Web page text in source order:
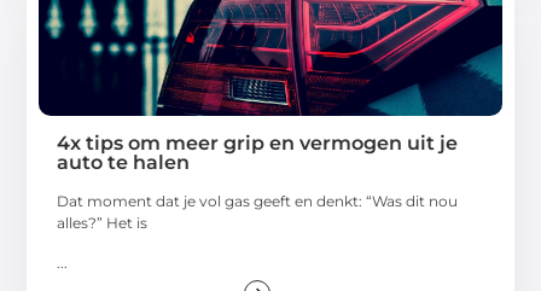
4x tips om meer grip en vermogen uit je
auto te halen
Dat moment dat je vol gas geeft en denkt: “Was dit nou
alles?” Het is